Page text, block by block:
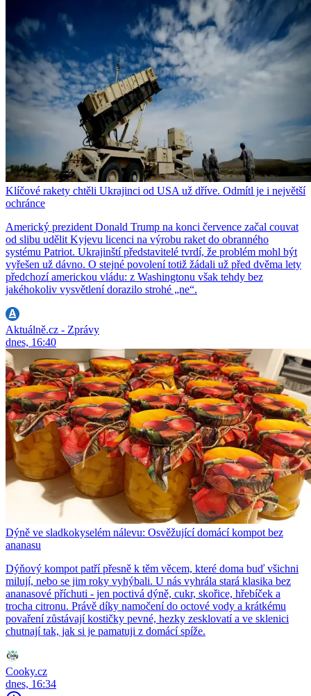
Klíčové rakety chtěli Ukrajinci od USA už dříve. Odmítl je i největší
ochránce
Americký prezident Donald Trump na konci července začal couvat
od slibu udělit Kyjevu licenci na výrobu raket do obranného
systému Patriot. Ukrajinští představitelé tvrdí, že problém mohl být
vyřešen už dávno. O stejné povolení totiž žádali už před dvěma lety
předchozí americkou vládu: z Washingtonu však tehdy bez
jakéhokoliv vysvětlení dorazilo strohé „ne“.
Aktuálně.cz - Zprávy
dnes, 16:40
Dýně ve sladkokyselém nálevu: Osvěžující domácí kompot bez
ananasu
Dýňový kompot patří přesně k těm věcem, které doma buď všichni
milují, nebo se jim roky vyhýbali. U nás vyhrála stará klasika bez
ananasové příchuti - jen poctivá dýně, cukr, skořice, hřebíček a
trocha citronu. Právě díky namočení do octové vody a krátkému
povaření zůstávají kostičky pevné, hezky zesklovatí a ve sklenici
chutnají tak, jak si je pamatuji z domácí spíže.
Cooky.cz
dnes, 16:34